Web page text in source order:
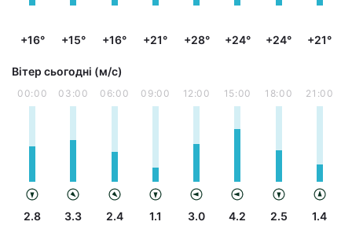
+16° +15° +16° +21° +28° +24° +24° +21°
Вітер сьогодні (м/с)
00:00
2.8
03:00
3.3
06:00
2.4
09:00
1.1
12:00
3.0
15:00
4.2
18:00
2.5
21:00
1.4